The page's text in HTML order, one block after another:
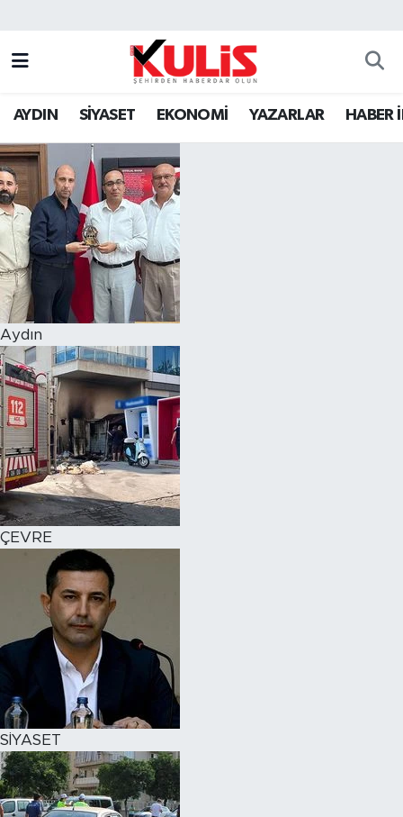
AYDIN SİYASET EKONOMİ YAZARLAR HABER
Aydın
ÇEVRE
SİYASET